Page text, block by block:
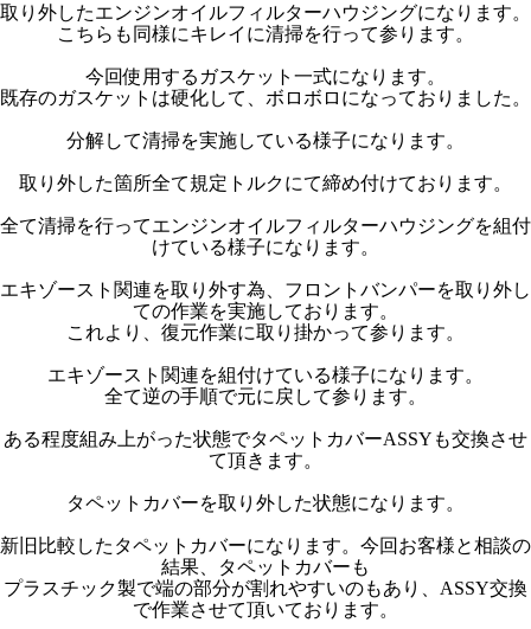
取り外したエンジンオイルフィルターハウジングになります。
こちらも同様にキレイに清掃を行って参ります。
今回使用するガスケット一式になります。
既存のガスケットは硬化して、ボロボロになっておりました。
分解して清掃を実施している様子になります。
取り外した箇所全て規定トルクにて締め付けております。
全て清掃を行ってエンジンオイルフィルターハウジングを組付
けている様子になります。
エキゾースト関連を取り外す為、フロントバンパーを取り外し
ての作業を実施しております。
これより、復元作業に取り掛かって参ります。
エキゾースト関連を組付けている様子になります。
全て逆の手順で元に戻して参ります。
ある程度組み上がった状態でタペットカバーASSYも交換させ
て頂きます。
タペットカバーを取り外した状態になります。
新旧比較したタペットカバーになります。今回お客様と相談の
結果、タペットカバーも
プラスチック製で端の部分が割れやすいのもあり、ASSY交換
で作業させて頂いております。